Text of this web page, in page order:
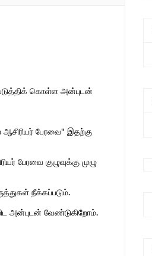
கொள்ள அன்புடன்
பேரவை" இதற்கு
குழுவுக்கு முழு
நீக்கப்படும்.
அன்புடன் வேண்டுகிறோம்.